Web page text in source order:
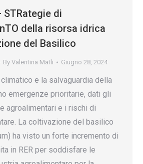
STRategie di
della risorsa idrica
del Basilico
By Valentina Matli Giugno 28, 2024
e la salvaguardia della
emergenze prioritarie, dati gli
agroalimentari e i rischi di
La coltivazione del basilico
ha visto un forte incremento di
in RER per soddisfare le